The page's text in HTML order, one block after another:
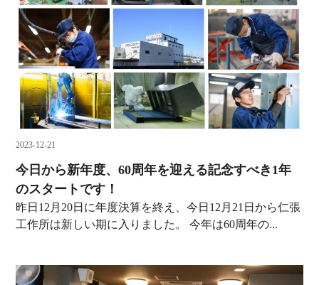
2023-12-21
今日から新年度、60周年を迎える記念すべき1年
のスタートです！
昨日12月20日に年度決算を終え、今日12月21日から仁張
工作所は新しい期に入りました。 今年は60周年の...